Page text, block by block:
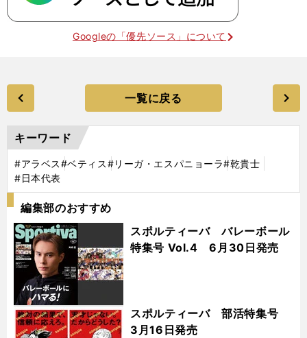
Googleの「優先ソース」について
一覧に戻る
キーワード
#アラベス#ベティス#リーガ・エスパニョーラ#乾貴士
#日本代表
編集部のおすすめ
スポルティーバ バレーボール
特集号 Vol.4 6月30日発売
スポルティーバ 部活特集号
3月16日発売